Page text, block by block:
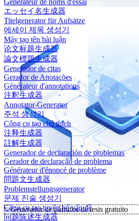
Générateur de noms d'essai
エッセイ名生成器
Titelgenerator für Aufsätze
에세이 제목 생성기
Máy tạo tên bài luận
论文标题生成器
論文標題生成器
Generador de citas
Gerador de Anotações
Générateur d'annotations
注釈生成器
Annotator-Generator
주석 생성기
Công cụ tạo chú thích
注释生成器
註解生成器
Generador de declaración de problemas
Gerador de declaração de problema
Générateur d'énoncé de problème
問題文生成器
Problemstellungsgenerator
문제 진술 생성기
Công cụ tạo tuyên bố vấn đề
问题陈述生成器
✨Generador de párrafos de tesis gratuito